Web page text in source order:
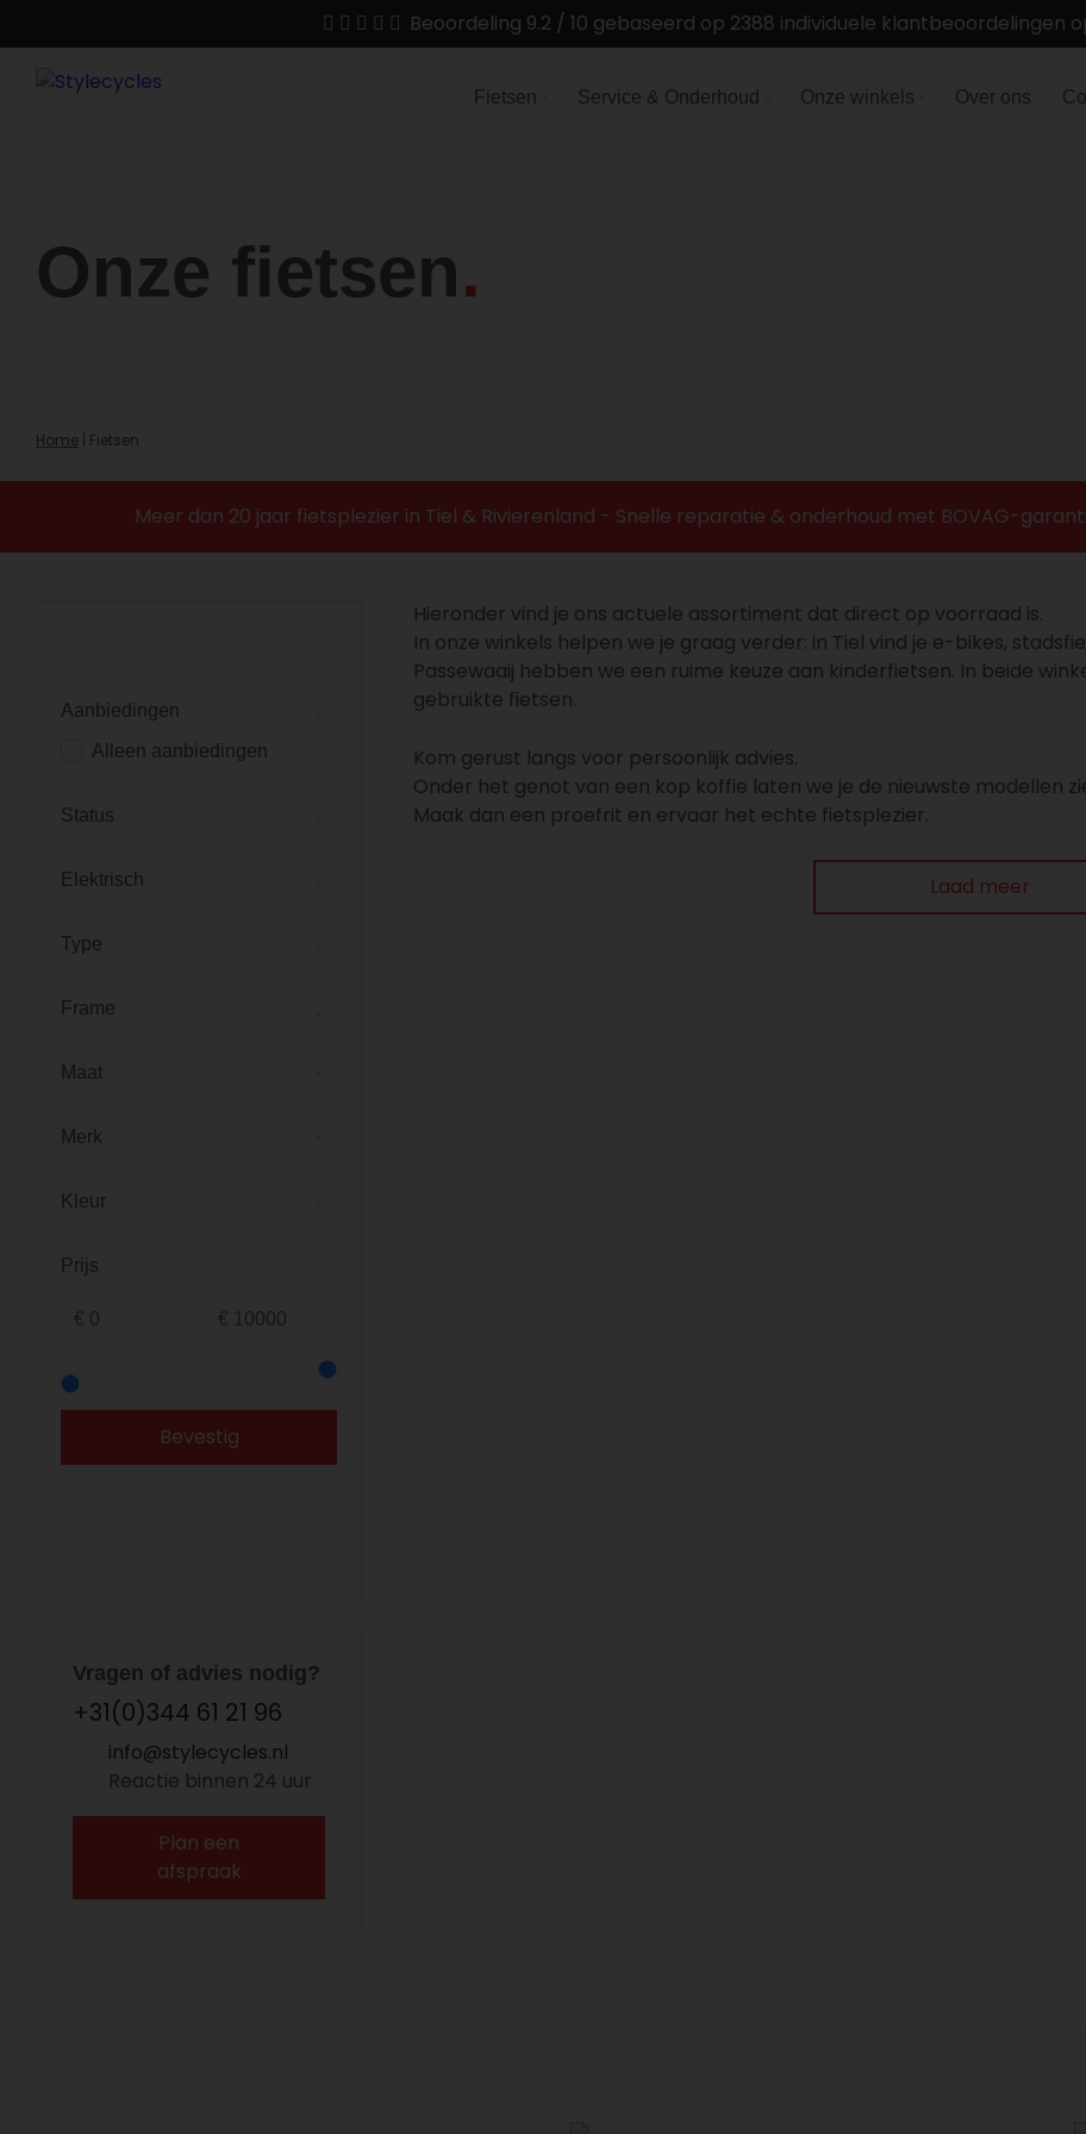
Beoordeling 9.2 / 10 gebaseerd op 2388 individuele klantbeoordelingen
Fietsen Service & Onderhoud Onze winkels Over ons
Onze fietsen
Home Fietsen
Meer dan 20 jaar fietsplezier in Tiel & Rivierenland - Snelle reparatie & onderhoud met BOVAG-
Aanbiedingen
Alleen aanbiedingen
Status
Elektrisch
Type
Frame
Maat
Merk
Kleur
Prijs
Bevestig
Vragen of advies nodig?
+31(0)344 61 21 96
info@stylecycles.nl
Reactie binnen 24 uur
Plan een
afspraak
Hieronder vind je ons actuele assortiment dat direct op voorraad is.
In onze winkels helpen we je graag verder: in Tiel vind je e-bikes,
Passewaaij hebben we een ruime keuze aan kinderfietsen. In beide
gebruikte fietsen.
Kom gerust langs voor persoonlijk advies.
Onder het genot van een kop koffie laten we je de nieuwste modellen
Maak dan een proefrit en ervaar het echte fietsplezier.
Laad meer